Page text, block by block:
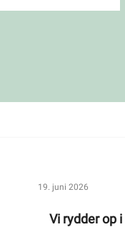
19. juni 2026
Vi rydder op i